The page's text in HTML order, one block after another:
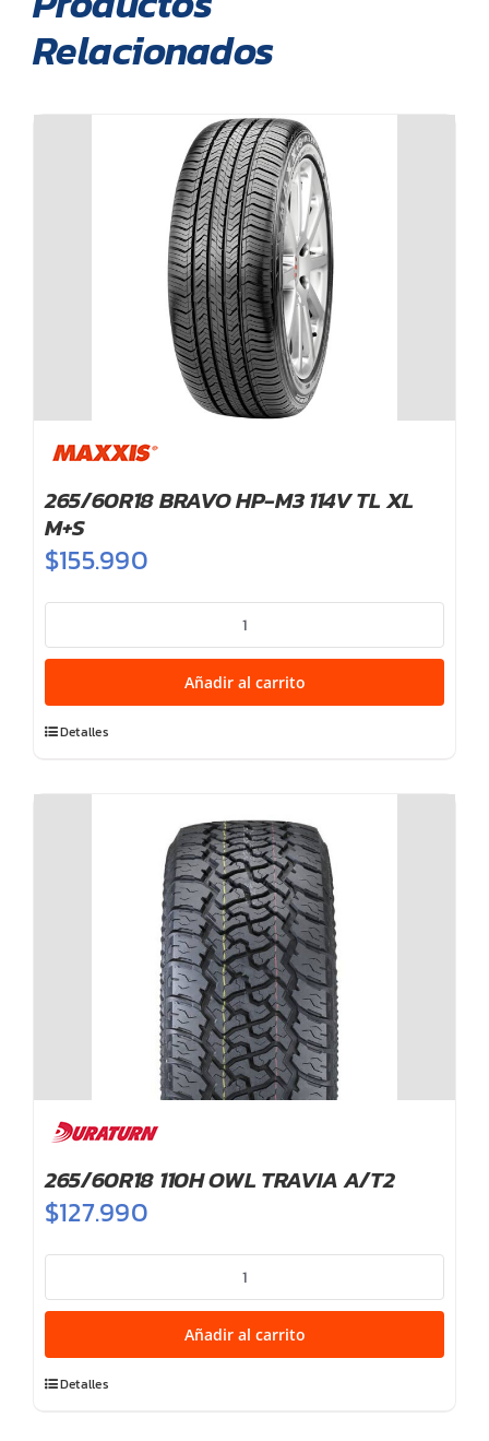
Relacionados
265/60R18 BRAVO HP-M3 114V TL XL
M+S
$155.990
BRAVO
HP-
114V
TL
M+S
Añadir al carrito
Detalles
265/60R18 110H OWL TRAVIA A/T2
$127.990
110H
OWL
A/T2
cantidad
Añadir al carrito
Detalles